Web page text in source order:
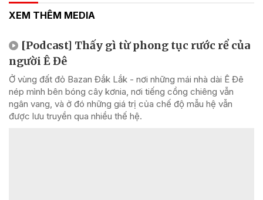
XEM THÊM MEDIA
[Podcast] Thấy gì từ phong tục rước rể của
người Ê Đê
Ở vùng đất đỏ Bazan Đắk Lắk - nơi những mái nhà dài Ê Đê
nép mình bên bóng cây kơnia, nơi tiếng cồng chiêng vẫn
ngân vang, và ở đó những giá trị của chế độ mẫu hệ vẫn
được lưu truyền qua nhiều thế hệ.